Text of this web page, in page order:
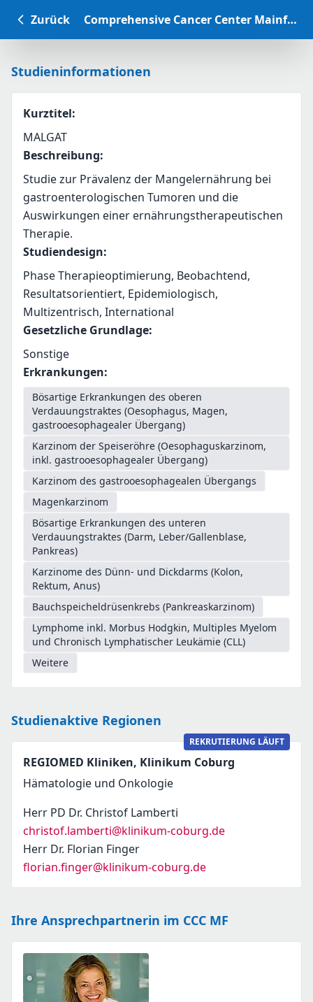
Zurück Comprehensive Cancer Center Mainfranken Studiendatenbank
Studieninformationen
Kurztitel:
MALGAT
Beschreibung:
Studie zur Prävalenz der Mangelernährung bei
gastroenterologischen Tumoren und die
Auswirkungen einer ernährungstherapeutischen
Therapie.
Studiendesign:
Phase Therapieoptimierung, Beobachtend,
Resultatsorientiert, Epidemiologisch,
Multizentrisch, International
Gesetzliche Grundlage:
Sonstige
Erkrankungen:
Bösartige Erkrankungen des oberen
Verdauungstraktes (Oesophagus, Magen,
gastrooesophagealer Übergang)
Karzinom der Speiseröhre (Oesophaguskarzinom,
inkl. gastrooesophagealer Übergang)
Karzinom des gastrooesophagealen Übergangs
Magenkarzinom
Bösartige Erkrankungen des unteren
Verdauungstraktes (Darm, Leber/Gallenblase,
Pankreas)
Karzinome des Dünn- und Dickdarms (Kolon,
Rektum, Anus)
Bauchspeicheldrüsenkrebs (Pankreaskarzinom)
Lymphome inkl. Morbus Hodgkin, Multiples Myelom
und Chronisch Lymphatischer Leukämie (CLL)
Weitere
Studienaktive Regionen
REKRUTIERUNG LÄUFT
REGIOMED Kliniken, Klinikum Coburg
Hämatologie und Onkologie
Herr PD Dr. Christof Lamberti
christof.lamberti@klinikum-coburg.de
Herr Dr. Florian Finger
florian.finger@klinikum-coburg.de
Ihre Ansprechpartnerin im CCC MF